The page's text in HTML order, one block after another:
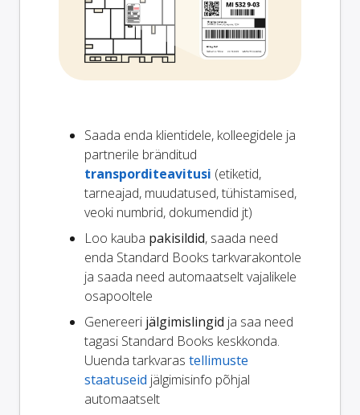
Saada enda klientidele, kolleegidele ja
partnerile bränditud
transporditeavitusi (etiketid,
tarneajad, muudatused, tühistamised,
veoki numbrid, dokumendid jt)
Loo kauba pakisildid, saada need
enda Standard Books tarkvarakontole
ja saada need automaatselt vajalikele
osapooltele
Genereeri jälgimislingid ja saa need
tagasi Standard Books keskkonda.
Uuenda tarkvaras tellimuste
staatuseid jälgimisinfo põhjal
automaatselt